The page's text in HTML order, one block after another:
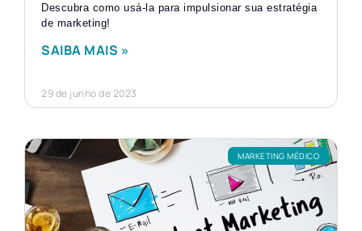
Descubra como usá-la para impulsionar sua estratégia
de marketing!
SAIBA MAIS »
29 de junho de 2023
MARKETING MÉDICO